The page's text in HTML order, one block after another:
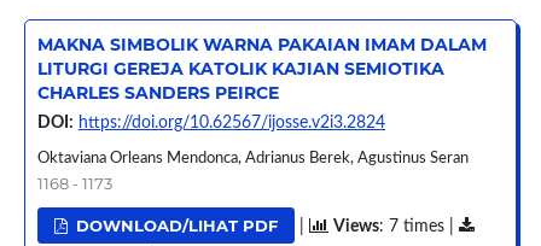
MAKNA SIMBOLIK WARNA PAKAIAN IMAM DALAM
LITURGI GEREJA KATOLIK KAJIAN SEMIOTIKA
CHARLES SANDERS PEIRCE
DOI: https://doi.org/10.62567/ijosse.v2i3.2824
Oktaviana Orleans Mendonca, Adrianus Berek, Agustinus Seran
1168 - 1173
DOWNLOAD/LIHAT PDF Views: 7 times |